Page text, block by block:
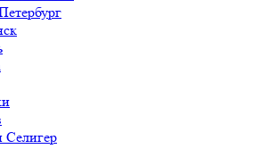
Селигер